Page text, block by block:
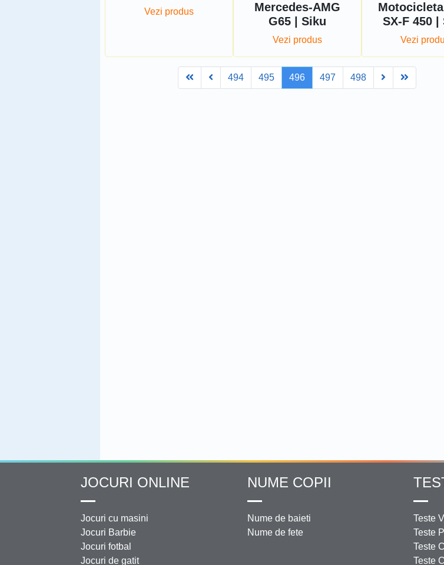
Vezi produs
Mercedes-AMG
G65 | Siku
Vezi produs
SX-F 450 |
Vezi
FirstPrev494 495 496 497 498 Next
JOCURI ONLINE
Jocuri cu masini
Jocuri Barbie
Jocuri fotbal
Jocuri de gatit
NUME COPII
Nume de baieti
Nume de fete
Teste
Teste
Teste
Teste